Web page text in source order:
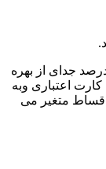
جدای از بهره
اعتباری وبه
مشتری از3 ماه تا 12 ماه اقساط متغیر می